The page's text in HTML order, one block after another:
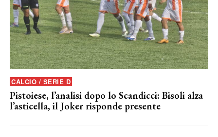
CALCIO / SERIE D
Pistoiese, l’analisi dopo lo Scandicci: Bisoli alza
l’asticella, il Joker risponde presente